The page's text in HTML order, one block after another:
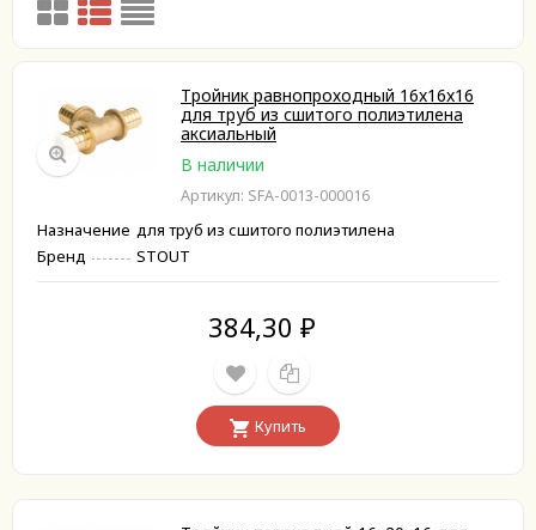
Тройник равнопроходный 16x16x16
для труб из сшитого полиэтилена
аксиальный
В наличии
Артикул: SFA-0013-000016
Назначение для труб из сшитого полиэтилена
Бренд
STOUT
384,30 ₽
Купить